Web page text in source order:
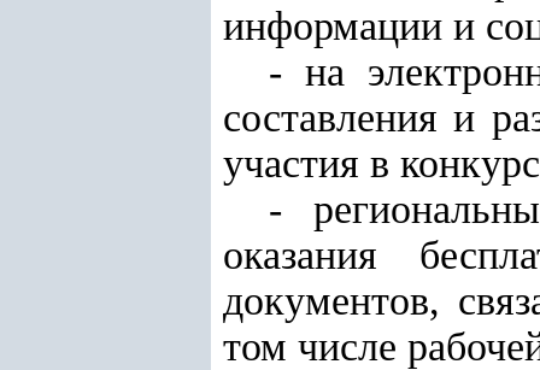
информации и
- на
составления и
участия в
-
оказания
документов,
том числе